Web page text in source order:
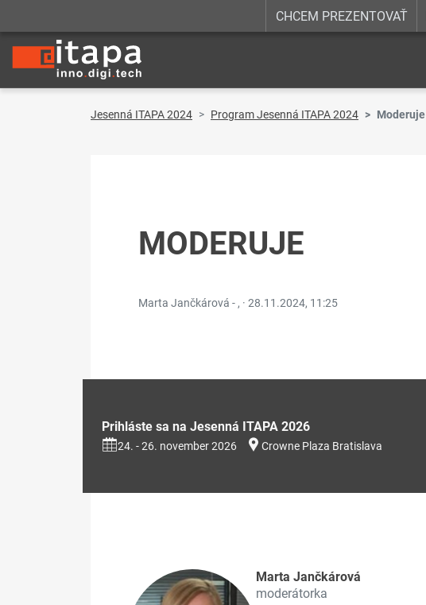
CHCEM PREZENTOVAŤ
Jesenná ITAPA 2024 Program Jesenná ITAPA 2024 Moderuje
MODERUJE
Marta Jančkárová - , · 28.11.2024, 11:25
Prihláste sa na Jesenná ITAPA 2026
24. - 26. november 2026 Crowne Plaza Bratislava
Marta Jančkárová
moderátorka